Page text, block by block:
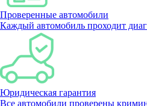
Проверенные автомобили
Каждый автомобиль проходит
Юридическая гарантия
Все автомобили проверены